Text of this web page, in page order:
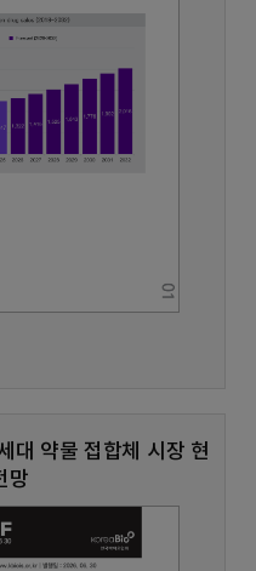
대 약물 접합체 시장 현
망